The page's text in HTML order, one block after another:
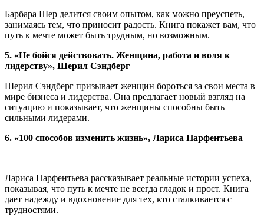
Барбара Шер делится своим опытом, как можно преуспеть,
занимаясь тем, что приносит радость. Книга покажет вам, что
путь к мечте может быть трудным, но возможным.
5. «Не бойся действовать. Женщина, работа и воля к
лидерству», Шерил Сэндберг
Шерил Сэндберг призывает женщин бороться за свои места в
мире бизнеса и лидерства. Она предлагает новый взгляд на
ситуацию и показывает, что женщины способны быть
сильными лидерами.
6. «100 способов изменить жизнь», Лариса Парфентьева
Лариса Парфентьева рассказывает реальные истории успеха,
показывая, что путь к мечте не всегда гладок и прост. Книга
дает надежду и вдохновение для тех, кто сталкивается с
трудностями.